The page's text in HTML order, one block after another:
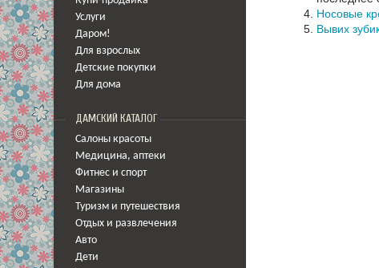
Услуги
Даром!
Для взрослых
Детские покупки
Для дома
ДАМСКИЙ КАТАЛОГ
Салоны красоты
Медицина, аптеки
Фитнес и спорт
Магазины
Туризм и путешествия
Отдых и развлечения
Авто
Дети
Носовые
Вывих